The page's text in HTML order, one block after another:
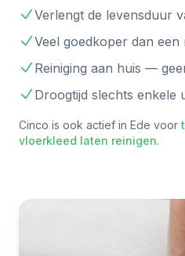
Verlengt de levensduur
Veel goedkoper dan
Reiniging aan huis —
Droogtijd slechts enkele
Cinco is ook actief in Ede voor
vloerkleed laten reinigen.